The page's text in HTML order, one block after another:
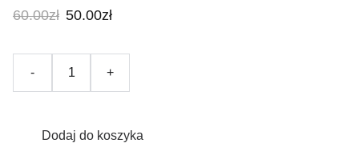
60.00zł 50.00zł
- +
Dodaj do koszyka